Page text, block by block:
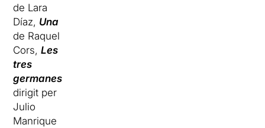
de Lara
Díaz, Una
de Raquel
Cors,Les
tres
germanes
dirigit per
Julio
Manrique